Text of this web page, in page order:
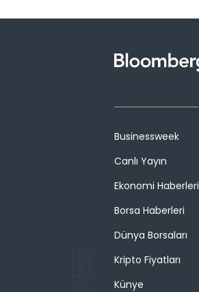
Businessweek
Canlı Yayın
Ekonomi Haberleri
Borsa Haberleri
Dünya Borsaları
Kripto Fiyatları
Künye